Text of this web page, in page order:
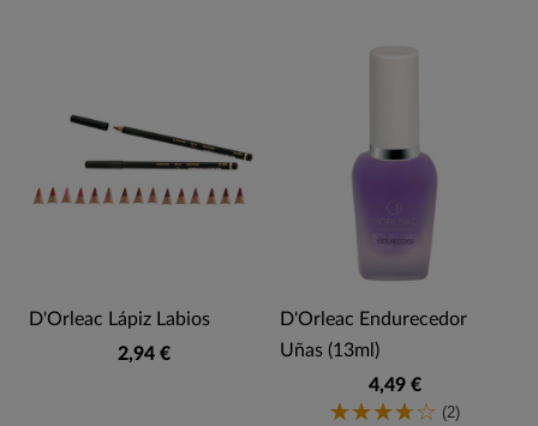
D'Orleac Lápiz Labios
2,94 €
D'Orleac Endurecedor
Uñas (13ml)
4,49 €
(2)